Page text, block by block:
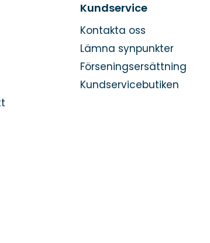
Kundservice
Kontakta oss
Lämna synpunkter
Förseningsersättning
Kundservicebutiken